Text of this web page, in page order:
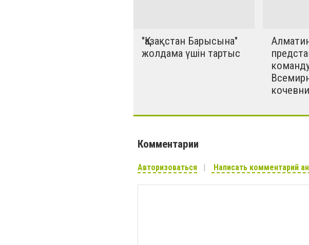
"Қазақстан Барысына"
жолдама үшін тартыс
Комментарии
Авторизоваться Написать комментарий